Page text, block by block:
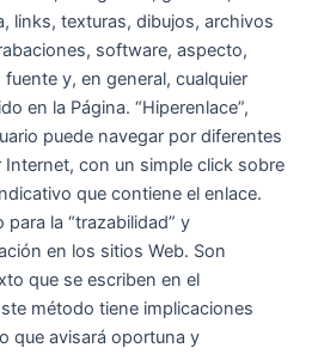
links, texturas, dibujos, archivos
software, aspecto,
y, en general, cualquier
en la Página. “Hiperenlace”,
puede navegar por diferentes
Internet, con un simple click sobre
que contiene el enlace.
la “trazabilidad” y
en los sitios Web. Son
que se escriben en el
método tiene implicaciones
que avisará oportuna y